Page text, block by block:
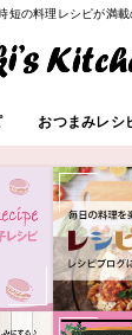
短の料理レシピが満
おつまみレシ